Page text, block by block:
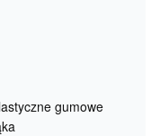
gumowe